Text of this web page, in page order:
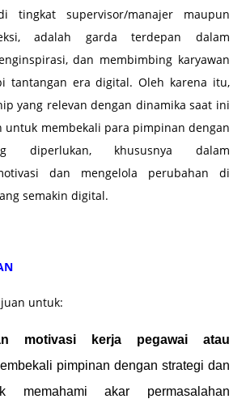
tingkat supervisor/manajer maupun
adalah garda terdepan dalam
dan membimbing karyawan
tantangan era digital. Oleh karena itu,
yang relevan dengan dinamika saat ini
untuk membekali para pimpinan dengan
diperlukan, khususnya dalam
dan mengelola perubahan di
semakin digital.
untuk:
motivasi kerja pegawai atau
pimpinan dengan strategi dan
memahami akar permasalahan